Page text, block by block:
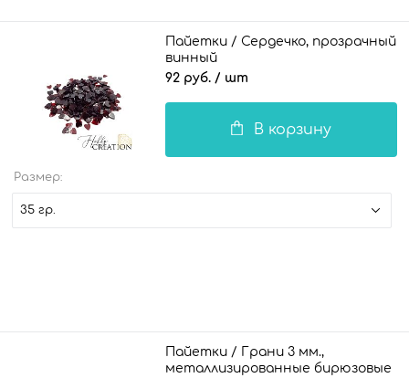
Пайетки / Сердечко, прозрачный
винный
92 руб. / шт
В корзину
Размер:
35 гр.
Пайетки / Грани 3 мм.,
металлизированные бирюзовые